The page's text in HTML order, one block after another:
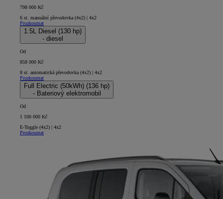
798 000 Kč
6 st. manuální převodovka (4x2) | 4x2
Prozkoumat
1.5L Diesel (130 hp)
- diesel
Od
858 000 Kč
8 st. automatická převodovka (4x2) | 4x2
Prozkoumat
Full Electric (50kWh) (136 hp)
- Bateriový elektromobil
Od
1 100 000 Kč
E-Toggle (4x2) | 4x2
Prozkoumat